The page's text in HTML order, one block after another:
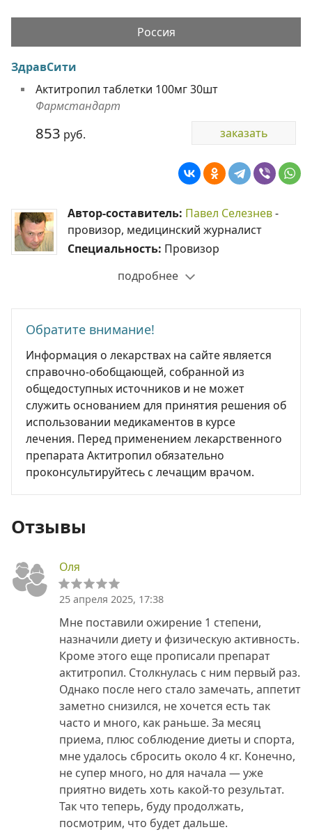
Россия
ЗдравСити
Актитропил таблетки 100мг 30шт
Фармстандарт
853 руб. заказать
Автор-составитель: Павел Селезнев-
провизор, медицинский журналист
Специальность: Провизор
подробнее
Обратите внимание!
Информация о лекарствах на сайте является
справочно-обобщающей, собранной из
общедоступных источников и не может
служить основанием для принятия решения об
использовании медикаментов в курсе
лечения. Перед применением лекарственного
препарата Актитропил обязательно
проконсультируйтесь с лечащим врачом.
Отзывы
Оля
25 апреля 2025, 17:38
Мне поставили ожирение 1 степени,
назначили диету и физическую активность.
Кроме этого еще прописали препарат
актитропил. Столкнулась с ним первый раз.
Однако после него стало замечать, аппетит
заметно снизился, не хочется есть так
часто и много, как раньше. За месяц
приема, плюс соблюдение диеты и спорта,
мне удалось сбросить около 4 кг. Конечно,
не супер много, но для начала — уже
приятно видеть хоть какой-то результат.
Так что теперь, буду продолжать,
посмотрим, что будет дальше.